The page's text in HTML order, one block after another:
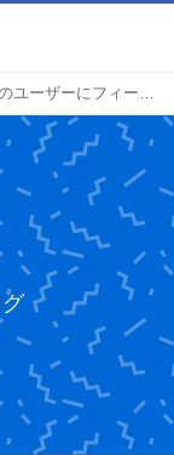
Advanced Custom fieldsのユーザーにフィールドを追加して情報を表示する方法